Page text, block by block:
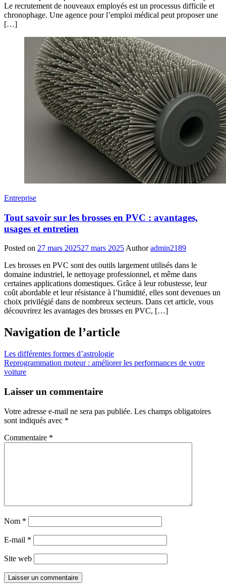
Le recrutement de nouveaux employés est un processus difficile et
chronophage. Une agence pour l’emploi médical peut proposer une
[…]
Entreprise
Tout savoir sur les brosses en PVC : avantages,
usages et entretien
Posted on 27 mars 202527 mars 2025 Author admin2189
Les brosses en PVC sont des outils largement utilisés dans le
domaine industriel, le nettoyage professionnel, et même dans
certaines applications domestiques. Grâce à leur robustesse, leur
coût abordable et leur résistance à l’humidité, elles sont devenues un
choix privilégié dans de nombreux secteurs. Dans cet article, vous
découvrirez les avantages des brosses en PVC, […]
Navigation de l’article
Les différentes formes d’astrologie
Reprogrammation moteur : améliorer les performances de votre
voiture
Laisser un commentaire
Votre adresse e-mail ne sera pas publiée. Les champs obligatoires
sont indiqués avec *
Commentaire *
Nom *
E-mail *
Site web